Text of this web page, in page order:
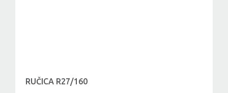
RUČICA R27/160